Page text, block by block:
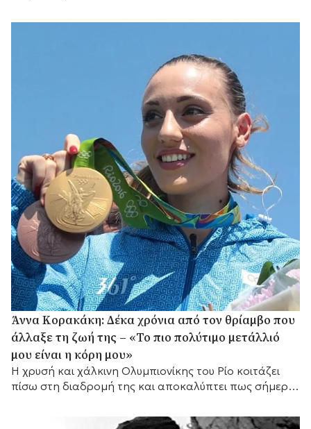
Άννα Κορακάκη: Δέκα χρόνια από τον θρίαμβο που
άλλαξε τη ζωή της – «Το πιο πολύτιμο μετάλλιό
μου είναι η κόρη μου»
Η χρυσή και χάλκινη Ολυμπιονίκης του Ρίο κοιτάζει
πίσω στη διαδρομή της και αποκαλύπτει πως σήμερα